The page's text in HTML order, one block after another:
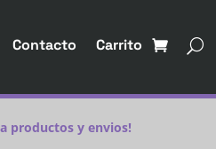
Contacto Carrito
a productos y envios!